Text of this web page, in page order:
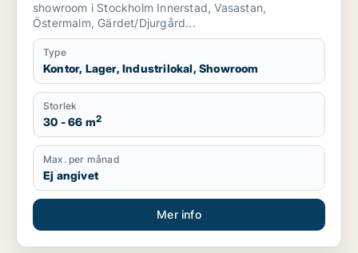
showroom i Stockholm Innerstad, Vasastan,
Östermalm, Gärdet/Djurgård...
Type
Kontor, Lager, Industrilokal, Showroom
Storlek
30 - 66 m2
Max. per månad
Ej angivet
Mer info